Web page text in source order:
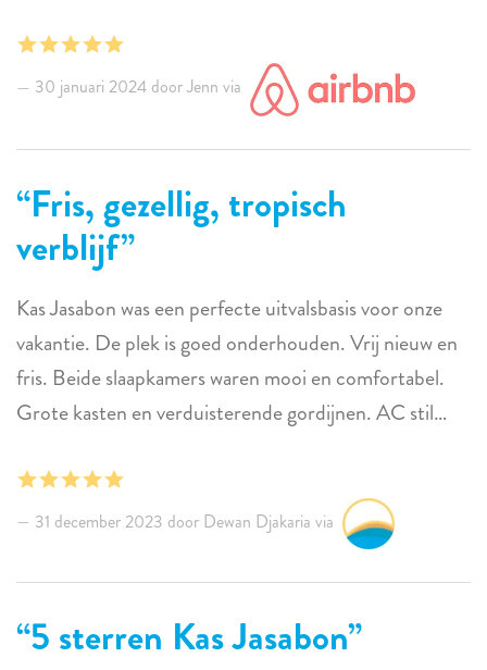
30 januari 2024 door Jenn via
Fris, gezellig, tropisch
verblijf
Kas Jasabon was een perfecte uitvalsbasis voor onze
vakantie. De plek is goed onderhouden. Vrij nieuw en
fris. Beide slaapkamers waren mooi en comfortabel.
Grote kasten en verduisterende gordijnen. AC stil
badkamer en apart toilet. We waren maar met z'n
tweeën. Dus werkte perfect. Keuken is goed uitgerust.
Grote koelkast met vriezer. Broodrooster, blender en
nespresso apparaat. Geen magnetron, wel oven. Veel
wijnglazen, misschien zou het handig zijn om nog een
paar longdrinkglazen toe te voegen. We hebben een
31 december 2023 door Dewan Djakaria via
5 sterren Kas Jasabon